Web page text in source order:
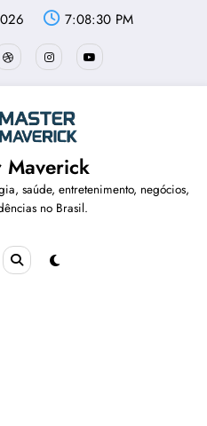
7:08:30 PM
Maverick
saúde, entretenimento, negócios,
no Brasil.